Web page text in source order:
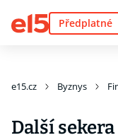
Předplatné
e15.cz Byznys
Další